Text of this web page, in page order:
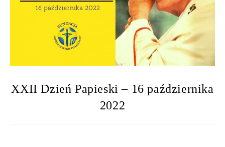
XXII Dzień Papieski – 16 października
2022